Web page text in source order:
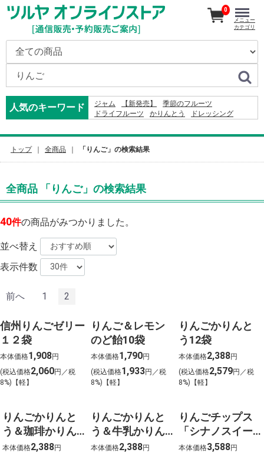
人気のキーワード ジャム 【新発売】
季節のフルーツ
ドライフルーツ
かりんとう
ドレッシング
カレー
コーヒー りんごかりんとう
2024
オードブル
0
メニュー
カテゴリ
トップ 全商品 「りんご」の検索結果
全商品 「りんご」の検索結果
40件の商品がみつかりました。
並べ替え
表示件数
前へ 1 2
信州りんごゼリー
１２袋
本体価格1,908円
(税込価格2,060円／税
8%)【軽】
りんご＆レモン
のど飴10袋
本体価格1,790円
(税込価格1,933円／税
8%)【軽】
りんごかりんと
う12袋
本体価格2,388円
(税込価格2,579円／税
8%)【軽】
りんごかりんと
う＆珈琲かりん
とう詰合せ各6袋
本体価格2,388円
りんごかりんと
う＆牛乳かりん
とう詰合せ各6袋
本体価格2,388円
りんごチップス
「シナノスイー
ト」12袋
本体価格3,588円